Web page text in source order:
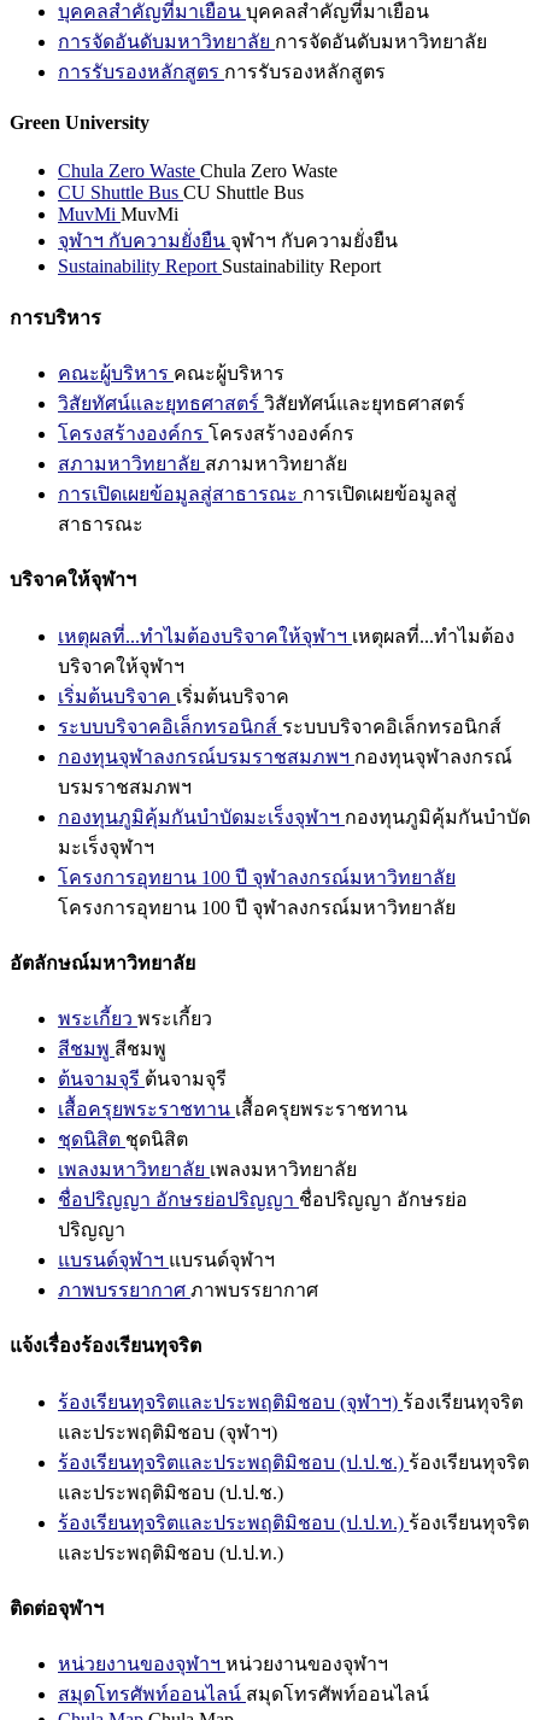
บุคคลสำคัญที่มาเยือน บุคคลสำคัญที่มาเยือน
การจัดอันดับมหาวิทยาลัย การจัดอันดับมหาวิทยาลัย
การรับรองหลักสูตร การรับรองหลักสูตร
Green University
Chula Zero Waste Chula Zero Waste
CU Shuttle Bus CU Shuttle Bus
MuvMi MuvMi
จุฬาฯ กับความยั่งยืน จุฬาฯ กับความยั่งยืน
Sustainability Report Sustainability Report
การบริหาร
คณะผู้บริหาร คณะผู้บริหาร
วิสัยทัศน์และยุทธศาสตร์ วิสัยทัศน์และยุทธศาสตร์
โครงสร้างองค์กร โครงสร้างองค์กร
สภามหาวิทยาลัย สภามหาวิทยาลัย
การเปิดเผยข้อมูลสู่สาธารณะ การเปิดเผยข้อมูลสู่
สาธารณะ
บริจาคให้จุฬาฯ
เหตุผลที่...ทำไมต้องบริจาคให้จุฬาฯ เหตุผลที่...ทำไมต้อง
บริจาคให้จุฬาฯ
เริ่มต้นบริจาค เริ่มต้นบริจาค
ระบบบริจาคอิเล็กทรอนิกส์ ระบบบริจาคอิเล็กทรอนิกส์
กองทุนจุฬาลงกรณ์บรมราชสมภพฯ กองทุนจุฬาลงกรณ์
บรมราชสมภพฯ
กองทุนภูมิคุ้มกันบำบัดมะเร็งจุฬาฯ กองทุนภูมิคุ้มกันบำบัด
มะเร็งจุฬาฯ
โครงการอุทยาน 100 ปี จุฬาลงกรณ์มหาวิทยาลัย
โครงการอุทยาน 100 ปี จุฬาลงกรณ์มหาวิทยาลัย
อัตลักษณ์มหาวิทยาลัย
พระเกี้ยว พระเกี้ยว
สีชมพู สีชมพู
ต้นจามจุรี ต้นจามจุรี
เสื้อครุยพระราชทาน เสื้อครุยพระราชทาน
ชุดนิสิต ชุดนิสิต
เพลงมหาวิทยาลัย เพลงมหาวิทยาลัย
ชื่อปริญญา อักษรย่อปริญญา ชื่อปริญญา อักษรย่อ
ปริญญา
แบรนด์จุฬาฯ แบรนด์จุฬาฯ
ภาพบรรยากาศ ภาพบรรยากาศ
แจ้งเรื่องร้องเรียนทุจริต
ร้องเรียนทุจริตและประพฤติมิชอบ (จุฬาฯ) ร้องเรียนทุจริต
และประพฤติมิชอบ (จุฬาฯ)
ร้องเรียนทุจริตและประพฤติมิชอบ (ป.ป.ช.) ร้องเรียนทุจริต
และประพฤติมิชอบ (ป.ป.ช.)
ร้องเรียนทุจริตและประพฤติมิชอบ (ป.ป.ท.) ร้องเรียนทุจริต
และประพฤติมิชอบ (ป.ป.ท.)
ติดต่อจุฬาฯ
หน่วยงานของจุฬาฯ หน่วยงานของจุฬาฯ
สมุดโทรศัพท์ออนไลน์ สมุดโทรศัพท์ออนไลน์